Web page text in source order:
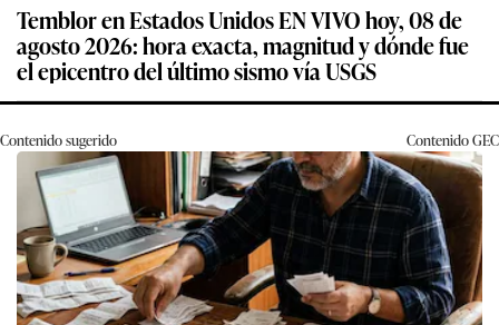
Temblor en Estados Unidos EN VIVO hoy, 08 de
agosto 2026: hora exacta, magnitud y dónde fue
el epicentro del último sismo vía USGS
Contenido sugerido ContenidoGEC